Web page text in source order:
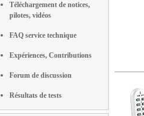
Téléchargement de notices,
pilotes, vidéos
FAQ service technique
Expériences, Contributions
Forum de discussion
Résultats de tests